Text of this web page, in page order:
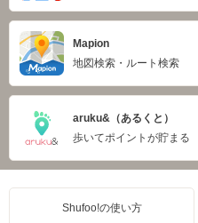
Mapion
地図検索・ルート検索
aruku&（あるくと）
歩いてポイントが貯まる
Shufoo!の使い方